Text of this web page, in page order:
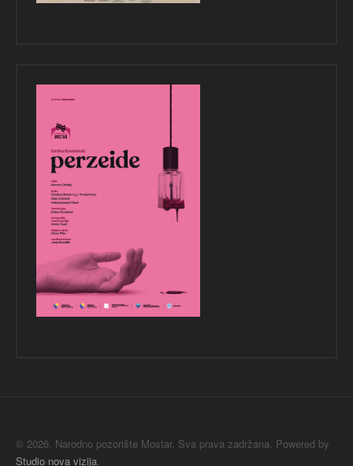
© 2026. Narodno pozorište Mostar. Sva prava zadržana. Powered by
Studio nova vizija.